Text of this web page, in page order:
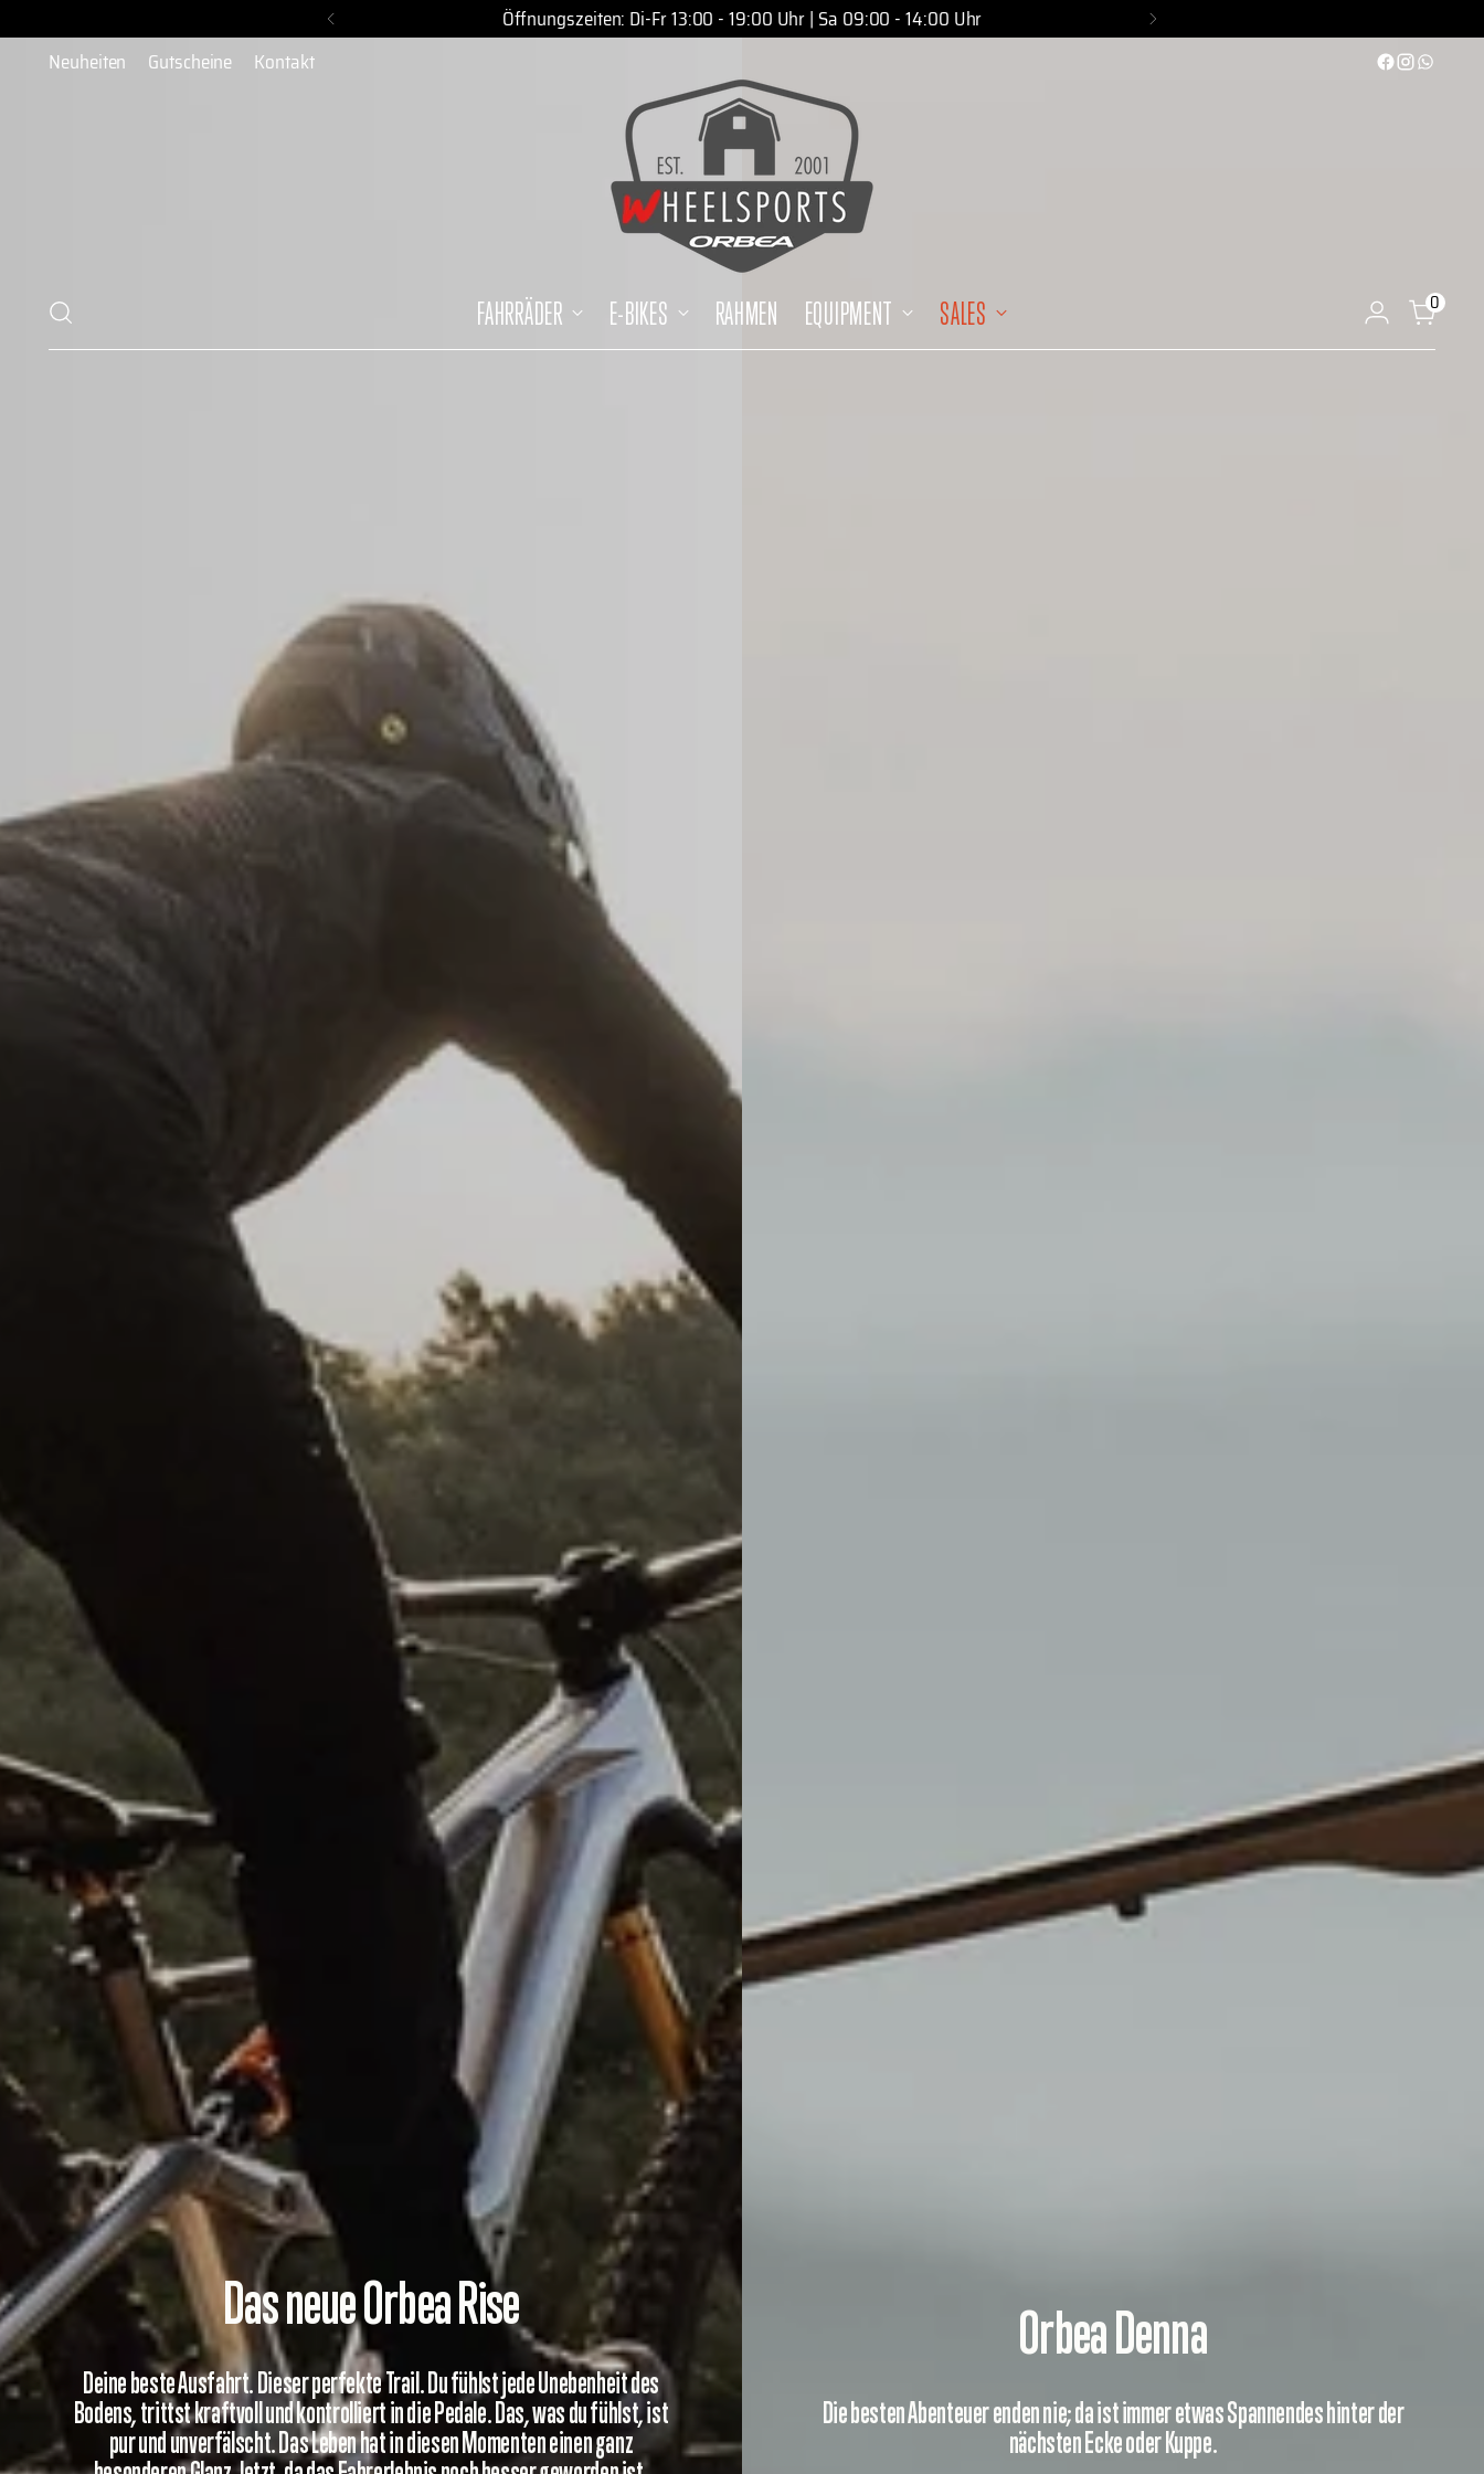
Am Samstag, den 08.08.2026 bleiben unser Ladengeschäft und die Werkstatt geschlossen.
Neuheiten
Gutscheine Kontakt
FAHRRÄDER E-BIKES RAHMEN EQUIPMENT SALES 0
Das neue Orbea Rise
Deine beste Ausfahrt. Dieser perfekte Trail. Du fühlst jede Unebenheit des
Bodens, trittst kraftvoll und kontrolliert in die Pedale. Das, was du fühlst, ist
pur und unverfälscht. Das Leben hat in diesen Momenten einen ganz
Orbea Denna
Die besten Abenteuer enden nie; da ist immer etwas Spannendes hinter der
nächsten Ecke oder Kuppe.